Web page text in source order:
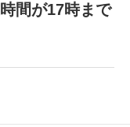
間が17時まで